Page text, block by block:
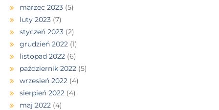
marzec 2023 (5)
luty 2023 (7)
styczeń 2023 (2)
grudzień 2022 (1)
listopad 2022 (6)
październik 2022 (5)
wrzesień 2022 (4)
sierpień 2022 (4)
maj 2022 (4)